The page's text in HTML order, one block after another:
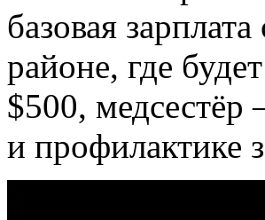
базовая
районе, где
$500,
и профилактике